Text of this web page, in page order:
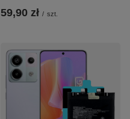
59,90 zł / szt.